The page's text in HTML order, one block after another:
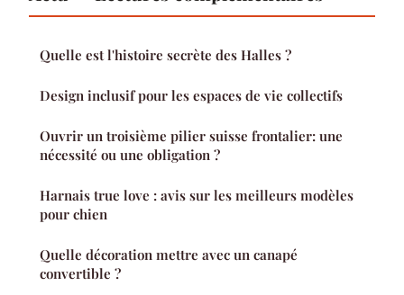
Quelle est l'histoire secrète des Halles ?
Design inclusif pour les espaces de vie collectifs
Ouvrir un troisième pilier suisse frontalier: une
nécessité ou une obligation ?
Harnais true love : avis sur les meilleurs modèles
pour chien
Quelle décoration mettre avec un canapé
convertible ?